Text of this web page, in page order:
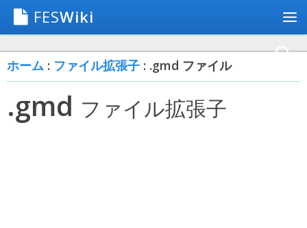
FESWiki
ホーム : ファイル拡張子 : .gmd ファイル
.gmd ファイル拡張子